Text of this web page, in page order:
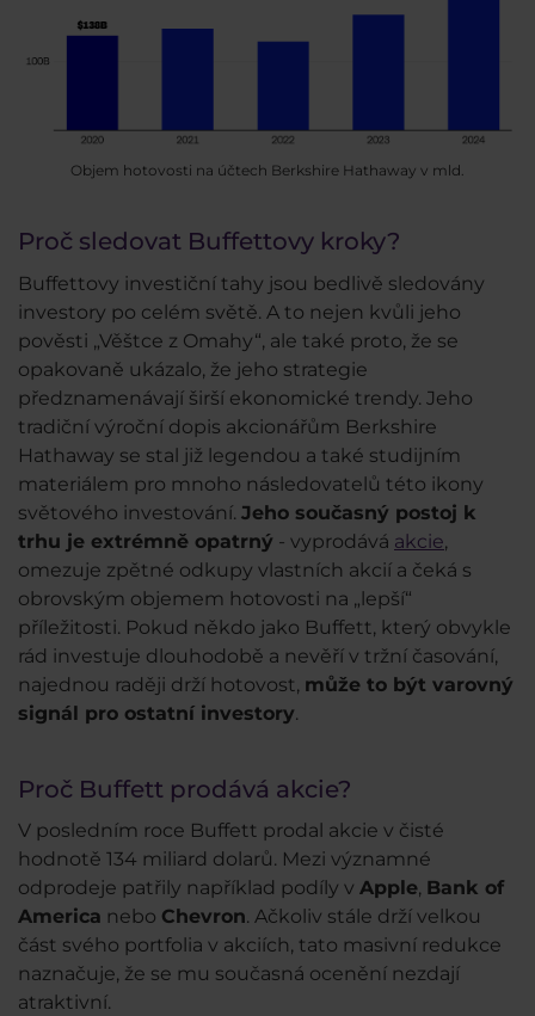
Objem hotovosti na účtech Berkshire Hathaway v mld.
Proč sledovat Buffettovy kroky?
Buffettovy investiční tahy jsou bedlivě sledovány
investory po celém světě. A to nejen kvůli jeho
pověsti „Věštce z Omahy“, ale také proto, že se
opakovaně ukázalo, že jeho strategie
předznamenávají širší ekonomické trendy. Jeho
tradiční výroční dopis akcionářům Berkshire
Hathaway se stal již legendou a také studijním
materiálem pro mnoho následovatelů této ikony
světového investování. Jeho současný postoj k
trhu je extrémně opatrný - vyprodává akcie,
omezuje zpětné odkupy vlastních akcií a čeká s
obrovským objemem hotovosti na „lepší“
příležitosti. Pokud někdo jako Buffett, který obvykle
rád investuje dlouhodobě a nevěří v tržní časování,
najednou raději drží hotovost, může to být varovný
signál pro ostatní investory.
Proč Buffett prodává akcie?
V posledním roce Buffett prodal akcie v čisté
hodnotě 134 miliard dolarů. Mezi významné
odprodeje patřily například podíly v Apple, Bank of
America nebo Chevron. Ačkoliv stále drží velkou
část svého portfolia v akciích, tato masivní redukce
naznačuje, že se mu současná ocenění nezdají
atraktivní.